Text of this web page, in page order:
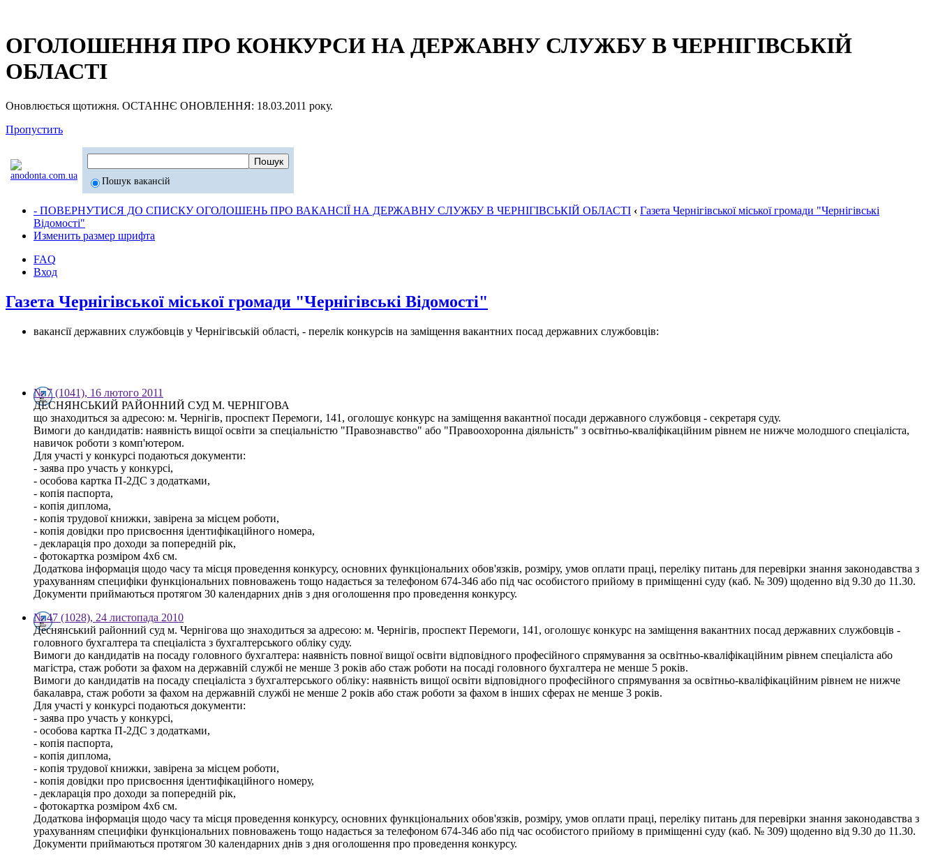
ОГОЛОШЕННЯ ПРО КОНКУРСИ НА ДЕРЖАВНУ СЛУЖБУ В ЧЕРНІГІВСЬКІЙ
ОБЛАСТІ
Оновлюється щотижня. ОСТАННЄ ОНОВЛЕННЯ: 18.03.2011 року.
Пропустить
Пошук вакансій
- ПОВЕРНУТИСЯ ДО СПИСКУ ОГОЛОШЕНЬ ПРО ВАКАНСІЇ НА ДЕРЖАВНУ СЛУЖБУ В ЧЕРНІГІВСЬКІЙ ОБЛАСТІ ‹ Газета Чернігівської міської громади "Чернігівські
Відомості"
Изменить размер шрифта
FAQ
Вход
Газета Чернігівської міської громади "Чернігівські Відомості"
вакансії державних службовців у Чернігівській області, - перелік конкурсів на заміщення вакантних посад державних службовців:
№ 7 (1041), 16 лютого 2011
ДЕСНЯНСЬКИЙ РАЙОННИЙ СУД М. ЧЕРНІГОВА
що знаходиться за адресою: м. Чернігів, проспект Перемоги, 141, оголошує конкурс на заміщення вакантної посади державного службовця - секретаря суду.
Вимоги до кандидатів: наявність вищої освіти за спеціальністю "Правознавство" або "Правоохоронна діяльність" з освітньо-кваліфікаційним рівнем не нижче молодшого спеціаліста,
навичок роботи з комп'ютером.
Для участі у конкурсі подаються документи:
- заява про участь у конкурсі,
- особова картка П-2ДС з додатками,
- копія паспорта,
- копія диплома,
- копія трудової книжки, завірена за місцем роботи,
- копія довідки про присвоєння ідентифікаційного номера,
- декларація про доходи за попередній рік,
- фотокартка розміром 4х6 см.
Додаткова інформація щодо часу та місця проведення конкурсу, основних функціональних обов'язків, розміру, умов оплати праці, переліку питань для перевірки знання законодавства з
урахуванням специфіки функціональних повноважень тощо надається за телефоном 674-346 або під час особистого прийому в приміщенні суду (каб. № 309) щоденно від 9.30 до 11.30.
Документи приймаються протягом 30 календарних днів з дня оголошення про проведення конкурсу.
№ 47 (1028), 24 листопада 2010
Деснянський районний суд м. Чернігова що знаходиться за адресою: м. Чернігів, проспект Перемоги, 141, оголошує конкурс на заміщення вакантних посад державних службовців -
головного бухгалтера та спеціаліста з бухгалтерського обліку суду.
Вимоги до кандидатів на посаду головного бухгалтера: наявність повної вищої освіти відповідного професійного спрямування за освітньо-кваліфікаційним рівнем спеціаліста або
магістра, стаж роботи за фахом на державній службі не менше 3 років або стаж роботи на посаді головного бухгалтера не менше 5 років.
Вимоги до кандидатів на посаду спеціаліста з бухгалтерського обліку: наявність вищої освіти відповідного професійного спрямування за освітньо-кваліфікаційним рівнем не нижче
бакалавра, стаж роботи за фахом на державній службі не менше 2 років або стаж роботи за фахом в інших сферах не менше 3 років.
Для участі у конкурсі подаються документи:
- заява про участь у конкурсі,
- особова картка П-2ДС з додатками,
- копія паспорта,
- копія диплома,
- копія трудової книжки, завірена за місцем роботи,
- копія довідки про присвоєння ідентифікаційного номеру,
- декларація про доходи за попередній рік,
- фотокартка розміром 4х6 см.
Додаткова інформація щодо часу та місця проведення конкурсу, основних функціональних обов'язків, розміру, умов оплати праці, переліку питань для перевірки знання законодавства з
урахуванням специфіки функціональних повноважень тощо надається за телефоном 674-346 або під час особистого прийому в приміщенні суду (каб. № 309) щоденно від 9.30 до 11.30.
Документи приймаються протягом 30 календарних днів з дня оголошення про проведення конкурсу.